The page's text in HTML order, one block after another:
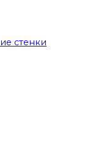
стенки